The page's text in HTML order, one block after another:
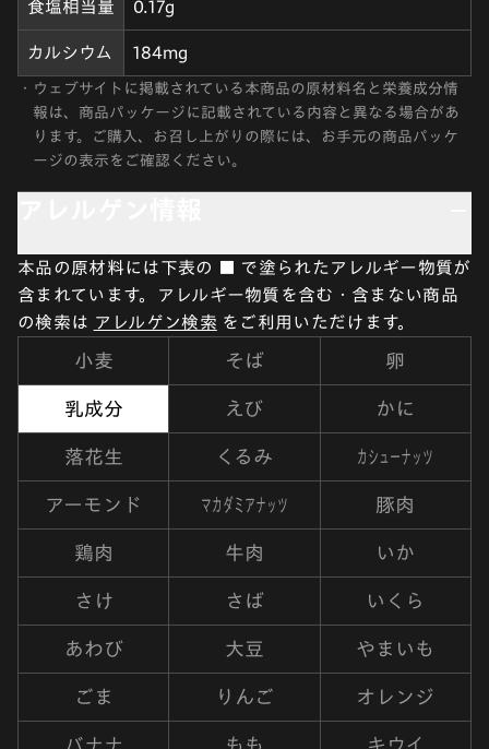
食塩相当量 0.17g
カルシウム 184mg
・ ウェブサイトに掲載されている本商品の原材料名と栄養成分情
報は、商品パッケージに記載されている内容と異なる場合があ
ります。ご購入、お召し上がりの際には、お手元の商品パッケ
ージの表示をご確認ください。
本品の原材料には下表の ■ で塗られたアレルギー物質が
含まれています。アレルギー物質を含む・含まない商品
の検索は アレルゲン検索 をご利用いただけます。
小麦 そば 卵
乳成分 えび かに
落花生 くるみ カシューナッツ
アーモンド マカダミアナッツ 豚肉
鶏肉 牛肉 いか
さけ さば いくら
あわび 大豆 やまいも
ごま りんご オレンジ
バナナ もも キウイ